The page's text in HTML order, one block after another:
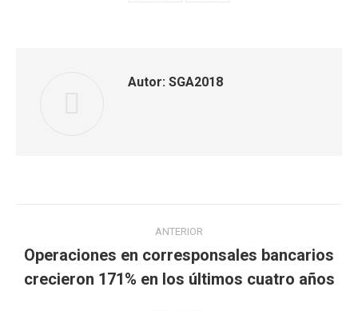
Autor: SGA2018
Navegación
entre
publicaciones
ANTERIOR
Publicación
anterior:
Operaciones en corresponsales bancarios
crecieron 171% en los últimos cuatro años